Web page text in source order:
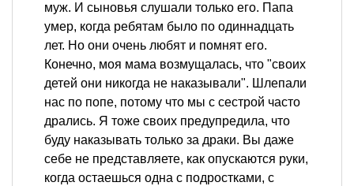
муж. И сыновья слушали только его. Папа
умер, когда ребятам было по одиннадцать
лет. Но они очень любят и помнят его.
Конечно, моя мама возмущалась, что "своих
детей они никогда не наказывали". Шлепали
нас по попе, потому что мы с сестрой часто
дрались. Я тоже своих предупредила, что
буду наказывать только за драки. Вы даже
себе не представляете, как опускаются руки,
когда остаешься одна с подростками, с